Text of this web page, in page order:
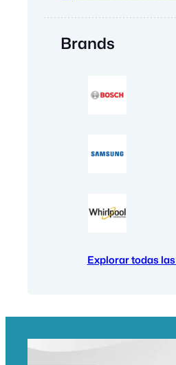
Brands
Explorar todas